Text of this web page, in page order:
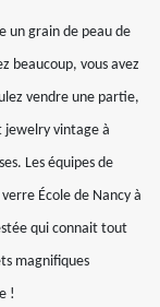
un grain de peau de
beaucoup, vous avez
vendre une partie,
jewelry vintage à
Les équipes de
École de Nancy à
qui connait tout
magnifiques
!